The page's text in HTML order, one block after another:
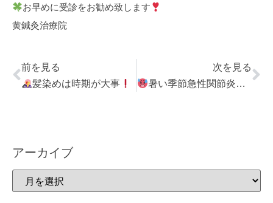
お早めに受診をお勧め致します
黄鍼灸治療院
前を見る
髪染めは時期が大事
次を見る
暑い季節急性関節炎要注意
アーカイブ